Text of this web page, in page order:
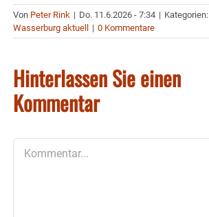
Von Peter Rink | Do. 11.6.2026 - 7:34 | Kategorien:
Wasserburg aktuell
| 0 Kommentare
Hinterlassen Sie einen
Kommentar